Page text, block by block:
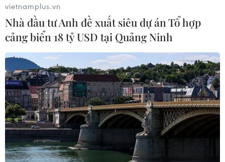
vietnamplus.vn
Nhà đầu tư Anh đề xuất siêu dự án Tổ hợp
cảng biển 18 tỷ USD tại Quảng Ninh